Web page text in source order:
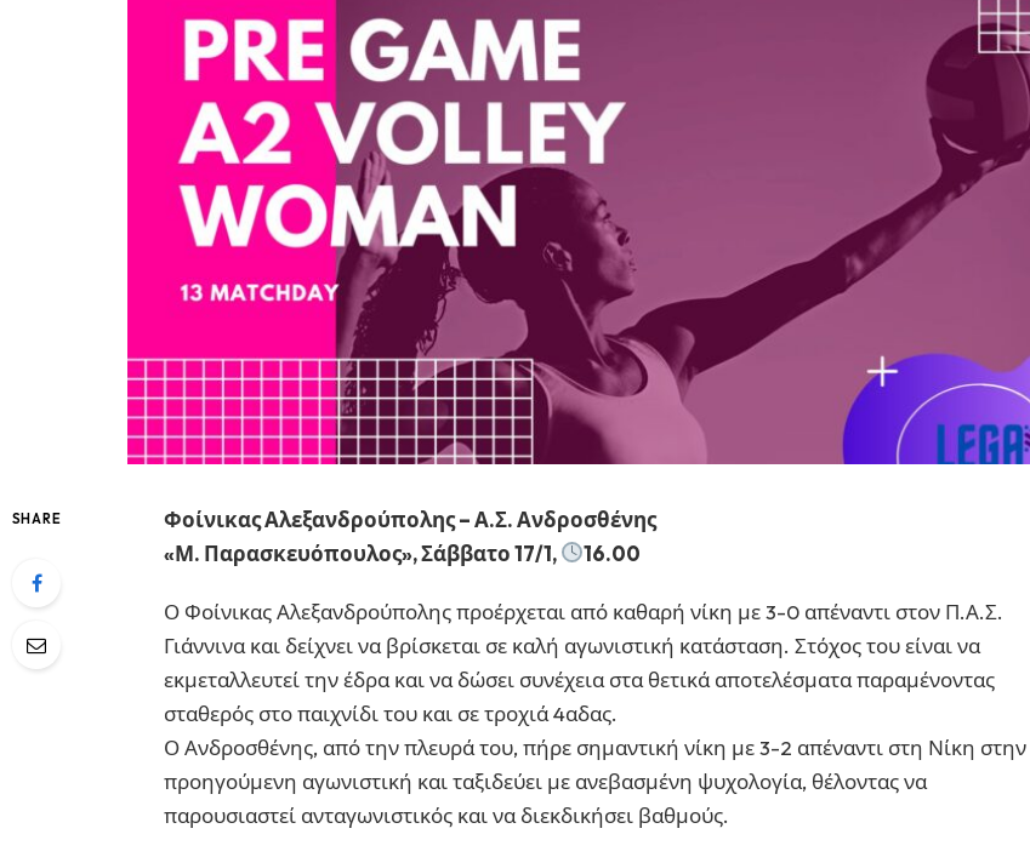
SHARE
Φοίνικας Αλεξανδρούπολης – Α.Σ. Ανδροσθένης
«Μ. Παρασκευόπουλος», Σάββατο 17/1,
16.00
Ο Φοίνικας Αλεξανδρούπολης προέρχεται από καθαρή νίκη με 3-0 απέναντι στον Π.Α.Σ.
Γιάννινα και δείχνει να βρίσκεται σε καλή αγωνιστική κατάσταση. Στόχος του είναι να
εκμεταλλευτεί την έδρα και να δώσει συνέχεια στα θετικά αποτελέσματα παραμένοντας
σταθερός στο παιχνίδι του και σε τροχιά 4αδας.
Ο Ανδροσθένης, από την πλευρά του, πήρε σημαντική νίκη με 3-2 απέναντι στη Νίκη στην
προηγούμενη αγωνιστική και ταξιδεύει με ανεβασμένη ψυχολογία, θέλοντας να
παρουσιαστεί ανταγωνιστικός και να διεκδικήσει βαθμούς.